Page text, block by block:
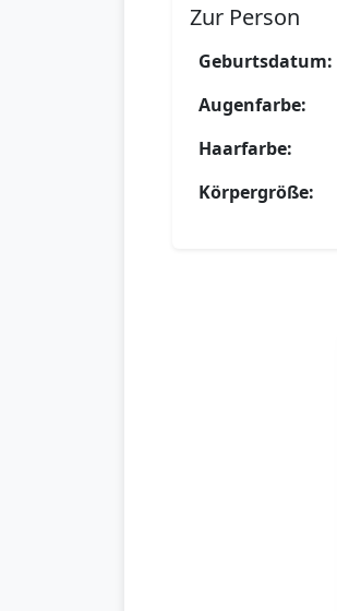
Zur Person
Geburtsdatum:
Augenfarbe:
Haarfarbe:
Körpergröße: